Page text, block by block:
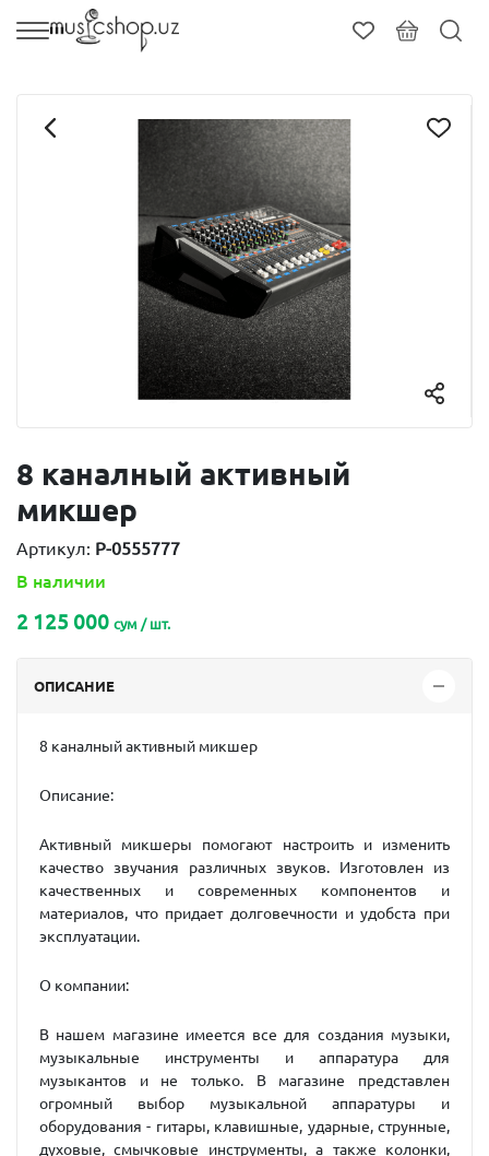
8 каналный активный
микшер
Артикул: P-0555777
В наличии
2 125 000 сум / шт.
ОПИСАНИЕ
8 каналный активный микшер
Описание:
Активный микшеры помогают настроить и изменить
качество звучания различных звуков. Изготовлен из
качественных и современных компонентов и
материалов, что придает долговечности и удобста при
эксплуатации.
О компании:
В нашем магазине имеется все для создания музыки,
музыкальные инструменты и аппаратура для
музыкантов и не только. В магазине представлен
огромный выбор музыкальной аппаратуры и
оборудования - гитары, клавишные, ударные, струнные,
духовые, смычковые инструменты, а также колонки,